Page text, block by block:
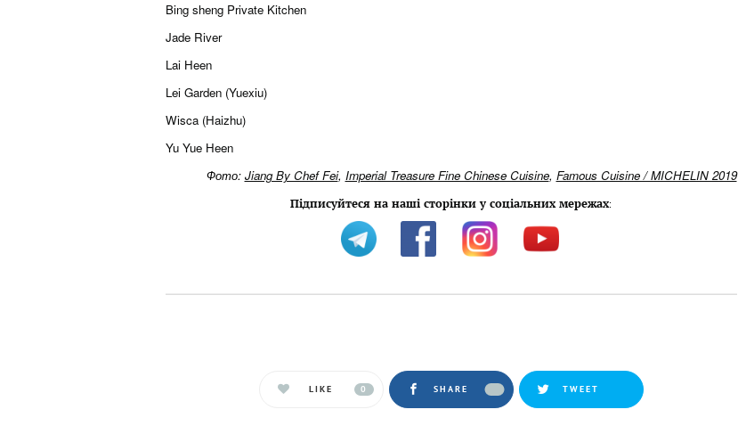
Bing sheng Private Kitchen
Jade River
Lai Heen
Lei Garden (Yuexiu)
Wisca (Haizhu)
Yu Yue Heen
Фото: Jiang By Chef Fei, Imperial Treasure Fine Chinese Cuisine, Famous Cuisine / MICHELIN 2019
Підписуйтеся на наші сторінки у соціальних мережах:
LIKE 0 SHARE TWEET